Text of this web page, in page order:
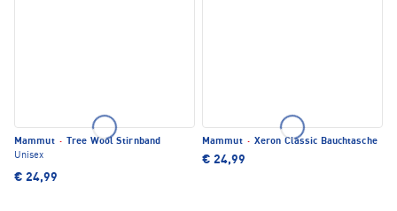
Mammut ·
Tree Wool Stirnband
Unisex
€ 24,99
Mammut · Xeron Classic Bauchtasche
€ 24,99